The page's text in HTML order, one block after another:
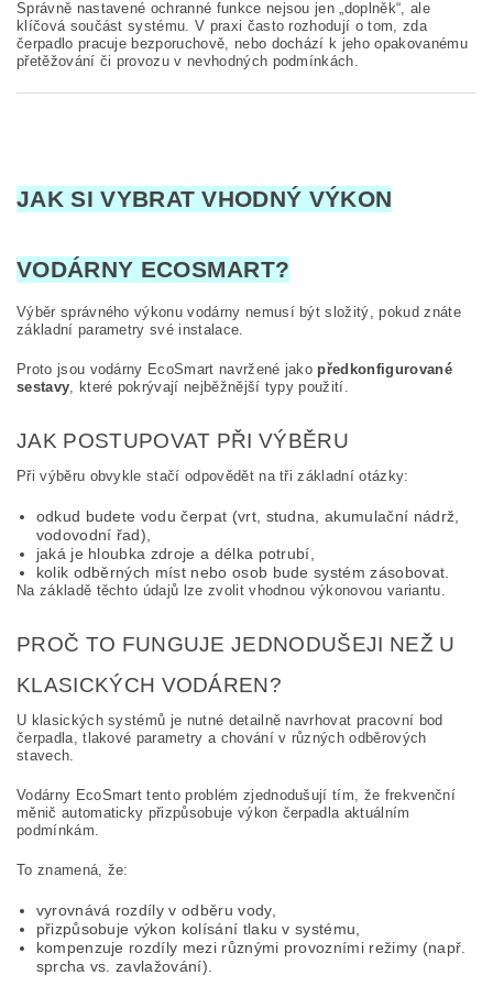
Správně nastavené ochranné funkce nejsou jen „doplněk“, ale
klíčová součást systému. V praxi často rozhodují o tom, zda
čerpadlo pracuje bezporuchově, nebo dochází k jeho opakovanému
přetěžování či provozu v nevhodných podmínkách.
JAK SI VYBRAT VHODNÝ VÝKON
VODÁRNY ECOSMART?
Výběr správného výkonu vodárny nemusí být složitý, pokud znáte
základní parametry své instalace.
Proto jsou vodárny EcoSmart navržené jako předkonfigurované
sestavy, které pokrývají nejběžnější typy použití.
JAK POSTUPOVAT PŘI VÝBĚRU
Při výběru obvykle stačí odpovědět na tři základní otázky:
odkud budete vodu čerpat (vrt, studna, akumulační nádrž,
vodovodní řad),
jaká je hloubka zdroje a délka potrubí,
kolik odběrných míst nebo osob bude systém zásobovat.
Na základě těchto údajů lze zvolit vhodnou výkonovou variantu.
PROČ TO FUNGUJE JEDNODUŠEJI NEŽ U
KLASICKÝCH VODÁREN?
U klasických systémů je nutné detailně navrhovat pracovní bod
čerpadla, tlakové parametry a chování v různých odběrových
stavech.
Vodárny EcoSmart tento problém zjednodušují tím, že frekvenční
měnič automaticky přizpůsobuje výkon čerpadla aktuálním
podmínkám.
To znamená, že:
vyrovnává rozdíly v odběru vody,
přizpůsobuje výkon kolísání tlaku v systému,
kompenzuje rozdíly mezi různými provozními režimy (např.
sprcha vs. zavlažování).